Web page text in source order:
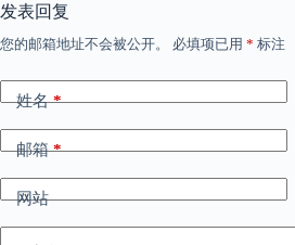
发表回复
您的邮箱地址不会被公开。 必填项已用 * 标注
姓名*
邮箱*
网站